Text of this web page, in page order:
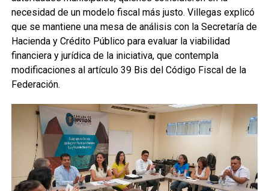
necesidad de un modelo fiscal más justo. Villegas explicó
que se mantiene una mesa de análisis con la Secretaría de
Hacienda y Crédito Público para evaluar la viabilidad
financiera y jurídica de la iniciativa, que contempla
modificaciones al artículo 39 Bis del Código Fiscal de la
Federación.